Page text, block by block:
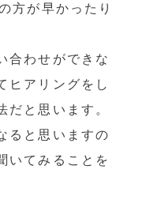
方が早かったり
合わせができな
ヒアリングをし
だと思います。
ると思いますの
いてみることを